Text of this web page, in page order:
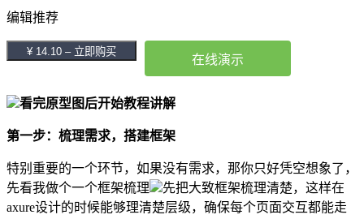
编辑推荐
¥ 14.10 – 立即购买
在线演示
看完原型图后开始教程讲解
第一步：梳理需求，搭建框架
特别重要的一个环节，如果没有需求，那你只好凭空想象了，
先看我做个一个框架梳理
先把大致框架梳理清楚，这样在
axure设计的时候能够理清楚层级，确保每个页面交互都能走